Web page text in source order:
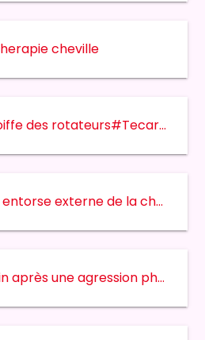
cheville
Syndrome de la coiffe des rotateurs#Tecartherapie(3)#ISOCINETISME
Radar médical sur entorse externe de la cheville
chirurgie de la main après une agression physique